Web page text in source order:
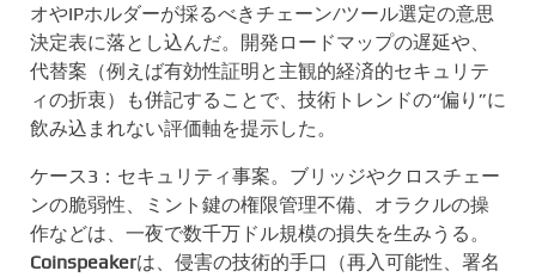
オやIPホルダーが採るべきチェーン/ツール選定の意思
決定表に落とし込んだ。開発ロードマップの遅延や、
代替案（例えば有効性証明と主観的経済的セキュリテ
ィの折衷）も併記することで、技術トレンドの“偏り”に
飲み込まれない評価軸を提示した。
ケース3：セキュリティ事案。ブリッジやクロスチェー
ンの脆弱性、ミント鍵の権限管理不備、オラクルの操
作などは、一夜で数千万ドル規模の損失を生みうる。
Coinspeakerは、侵害の技術的手口（再入可能性、署名